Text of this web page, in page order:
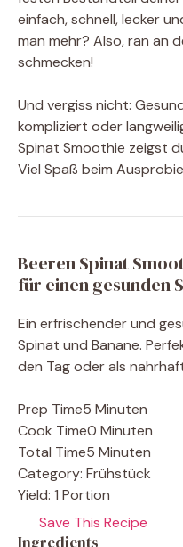
einfach, schnell, lecker
man mehr? Also, ran an
schmecken!
Und vergiss nicht:
kompliziert oder
Spinat Smoothie zeigst
Viel Spaß beim
Beeren Spinat
für einen gesunden
Ein erfrischender und
Spinat und Banane.
den Tag oder als
Prep Time5 Minuten
Cook Time0 Minuten
Total Time5 Minuten
Category: Frühstück
Yield: 1 Portion
Save This Recipe
Ingredients